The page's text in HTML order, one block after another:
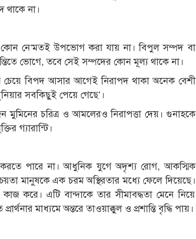
না।
নে‘মতই উপভোগ করা যায় না। বিপুল সম্পদ বা
ভোগে, তবে সেই সম্পদের কোন মূল্য থাকে না।
বিপদ আসার আগেই নিরাপদ থাকা অনেক বেশী
সবকিছুই পেয়ে গেছে’।
চরিত্র ও আমলেরও নিরাপত্তা দেয়। গুনাহকে
গ্যারান্টি।
পারে না। আধুনিক যুগে অদৃশ্য রোগ, আকস্মিক
মানুষকে এক চরম অস্থিরতার মধ্যে ফেলে দিয়েছে।
করে। এটি বান্দাকে তার সীমাবদ্ধতা মেনে নিয়ে
মাধ্যমে অন্তরে তাওয়াক্কুল ও প্রশান্তি বৃদ্ধি পায়।